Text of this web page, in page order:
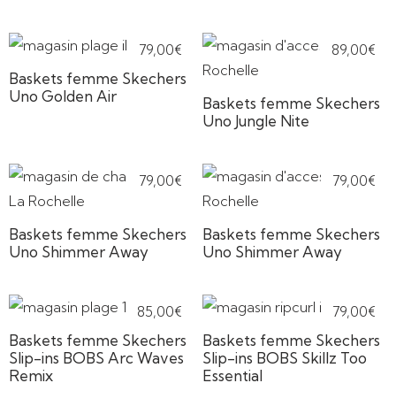
Baskets femme Skechers
Uno Golden Air
79,00€
Baskets femme Skechers
Uno Jungle Nite
89,00€
Baskets femme Skechers
Uno Shimmer Away
79,00€
Baskets femme Skechers
Uno Shimmer Away
79,00€
Baskets femme Skechers
Slip-ins BOBS Arc Waves
Remix
85,00€
Baskets femme Skechers
Slip-ins BOBS Skillz Too
Essential
79,00€